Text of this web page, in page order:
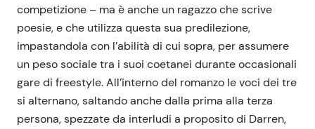
competizione – ma è anche un ragazzo che scrive
poesie, e che utilizza questa sua predilezione,
impastandola con l’abilità di cui sopra, per assumere
un peso sociale tra i suoi coetanei durante occasionali
gare di freestyle. All’interno del romanzo le voci dei tre
si alternano, saltando anche dalla prima alla terza
persona, spezzate da interludi a proposito di Darren,